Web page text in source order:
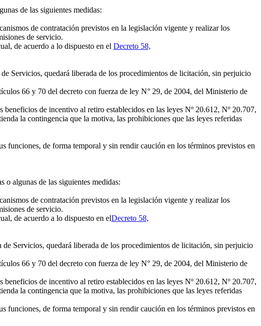
de las siguientes medidas:
de contratación previstos en la legislación vigente y realizar los
de servicio.
de acuerdo a lo dispuesto en el Decreto 58,
Servicios, quedará liberada de los procedimientos de licitación, sin perjuicio
66 y 70 del decreto con fuerza de ley N° 29, de 2004, del Ministerio de
de incentivo al retiro establecidos en las leyes Nº 20.612, Nº 20.707,
la contingencia que la motiva, las prohibiciones que las leyes referidas
de forma temporal y sin rendir caución en los términos previstos en
o algunas de las siguientes medidas:
de contratación previstos en la legislación vigente y realizar los
de servicio.
de acuerdo a lo dispuesto en elDecreto 58,
Servicios, quedará liberada de los procedimientos de licitación, sin perjuicio
66 y 70 del decreto con fuerza de ley N° 29, de 2004, del Ministerio de
de incentivo al retiro establecidos en las leyes Nº 20.612, Nº 20.707,
la contingencia que la motiva, las prohibiciones que las leyes referidas
de forma temporal y sin rendir caución en los términos previstos en